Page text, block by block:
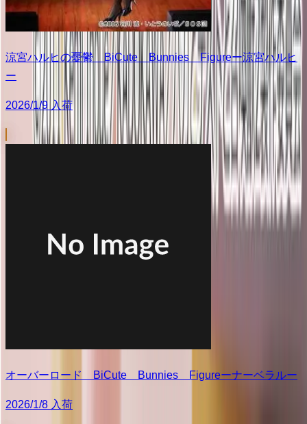
涼宮ハルヒの憂鬱 BiCute Bunnies Figureー涼宮ハルヒ
ー
2026/1/9 入荷
オーバーロード BiCute Bunnies Figureーナーベラルー
2026/1/8 入荷